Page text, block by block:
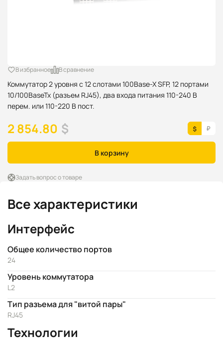
Коммутатор 2 уровня с 12 слотами 100Base-X SFP, 12 портами
10/100BaseTx (разъем RJ45), два входа питания 110-240 В
перем. или 110-220 В пост.
В избранное В сравнение
2 854.80 $
В корзину
Задать вопрос о товаре
Все характеристики
Интерфейс
Общее количество портов
24
Уровень коммутатора
L2
Тип разъема для "витой пары"
RJ45
Технологии